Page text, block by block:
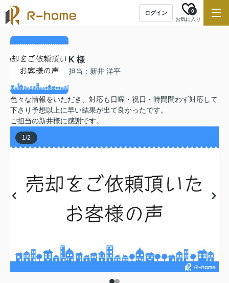
ログイン
お気に入り
0
K 様
担当：新井 洋平
色々な情報をいただき、対応も日曜・祝日・時間問わず対応して
下さり予想以上に早い結果が出て良かったです。
ご担当の新井様に感謝です。
1/2